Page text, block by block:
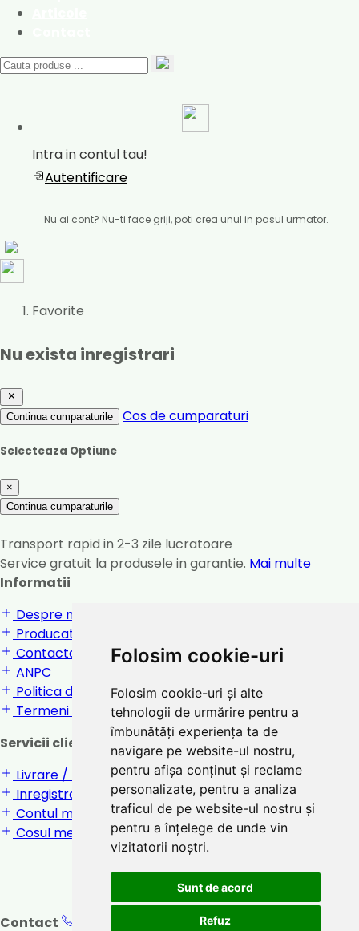
Folosim cookie-uri
Folosim cookie-uri și alte
tehnologii de urmărire pentru a
îmbunătăți experiența ta de
navigare pe website-ul nostru,
pentru afișa conținut și reclame
personalizate, pentru a analiza
traficul de pe website-ul nostru și
pentru a înțelege de unde vin
vizitatorii noștri.
Sunt de acord
Refuz
Intra in contul tau!
Autentificare
Nu ai cont? Nu-ti face griji, poti crea unul in pasul urmator.
Favorite
Nu exista inregistrari
Continua cumparaturile Cos de cumparaturi
Selecteaza Optiune
×
Continua cumparaturile
Transport rapid in 2-3 zile lucratoare
Service gratuit la produsele in garantie. Mai multe
Informatii
Despre noi
Producatori
Contactati-ne
ANPC
Politica de confidentialitate
Termeni si conditii
Servicii clienti
Livrare / returnare
Inregistrare / Login
Contul meu
Cosul meu
Contact Orar: 8:00 - 17:00